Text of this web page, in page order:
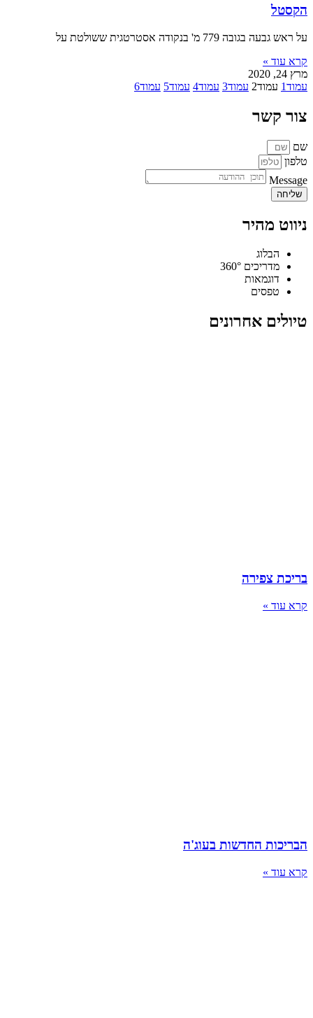
הקסטל
על ראש גבעה בגובה 779 מ' בנקודה אסטרטגית ששולטת על
קרא עוד »
מרץ 24, 2020
עמוד1 עמוד2 עמוד3 עמוד4 עמוד5 עמוד6
צור קשר
שם
טלפון
Message
שליחה
ניווט מהיר
הבלוג
מדריכים 360°
דוגמאות
טפסים
טיולים אחרונים
בריכת צפירה
קרא עוד »
הבריכות החדשות בעוג'ה
קרא עוד »